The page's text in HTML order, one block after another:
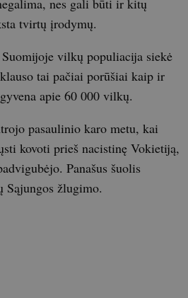
tvirtų įrodymų.
vilkų populiacija siekė
tai pačiai porūšiai kaip ir
apie 60 000 vilkų.
pasaulinio karo metu, kai
kovoti prieš nacistinę Vokietiją,
Panašus šuolis
Sąjungos žlugimo.